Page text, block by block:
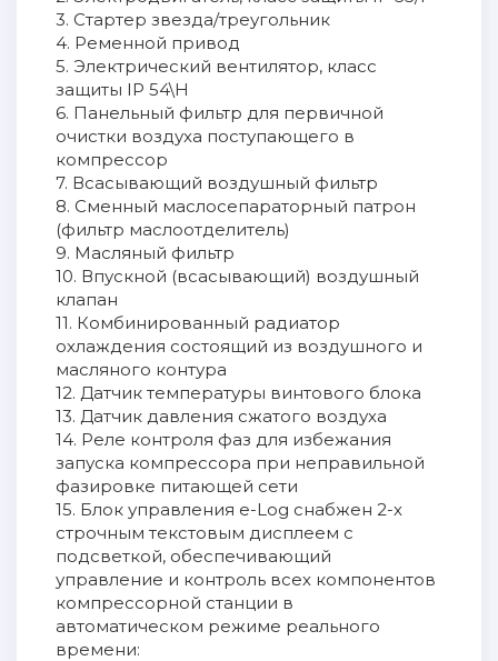
3. Стартер звезда/треугольник
4. Ременной привод
5. Электрический вентилятор, класс
защиты IP 54\H
6. Панельный фильтр для первичной
очистки воздуха поступающего в
компрессор
7. Всасывающий воздушный фильтр
8. Сменный маслосепараторный патрон
(фильтр маслоотделитель)
9. Масляный фильтр
10. Впускной (всасывающий) воздушный
клапан
11. Комбинированный радиатор
охлаждения состоящий из воздушного и
масляного контура
12. Датчик температуры винтового блока
13. Датчик давления сжатого воздуха
14. Реле контроля фаз для избежания
запуска компрессора при неправильной
фазировке питающей сети
15. Блок управления e-Log снабжен 2-х
строчным текстовым дисплеем с
подсветкой, обеспечивающий
управление и контроль всех компонентов
компрессорной станции в
автоматическом режиме реального
времени: